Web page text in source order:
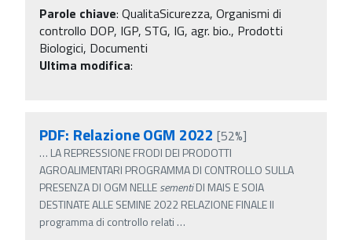
Parole chiave: QualitaSicurezza, Organismi di
controllo DOP, IGP, STG, IG, agr. bio., Prodotti
Biologici, Documenti
Ultima modifica:
PDF: Relazione OGM 2022 [52%]
… LA REPRESSIONE FRODI DEI PRODOTTI
AGROALIMENTARI PROGRAMMA DI CONTROLLO SULLA
PRESENZA DI OGM NELLEsementiDI MAIS E SOIA
DESTINATE ALLE SEMINE 2022 RELAZIONE FINALE Il
programma di controllo relati …